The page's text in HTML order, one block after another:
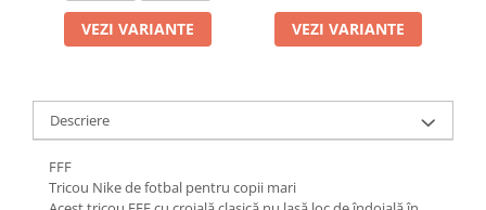
VEZI VARIANTE VEZI VARIANTE
Descriere
FFF
Tricou Nike de fotbal pentru copii mari